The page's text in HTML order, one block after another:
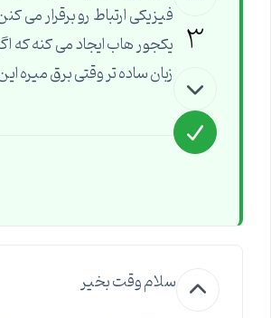
3
فیزیکی ارتباط رو برقرار
زبان ساده تر وقتی برق
سلام وقت بخیر